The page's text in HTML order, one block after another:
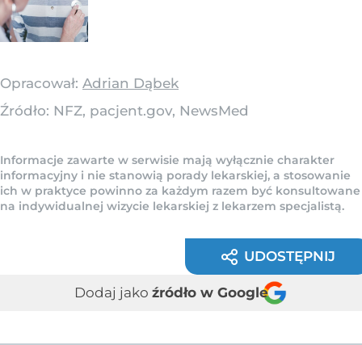
Opracował: Adrian Dąbek
Źródło: NFZ, pacjent.gov, NewsMed
Informacje zawarte w serwisie mają wyłącznie charakter
informacyjny i nie stanowią porady lekarskiej, a stosowanie
ich w praktyce powinno za każdym razem być konsultowane
na indywidualnej wizycie lekarskiej z lekarzem specjalistą.
UDOSTĘPNIJ
Dodaj jako źródło w Google